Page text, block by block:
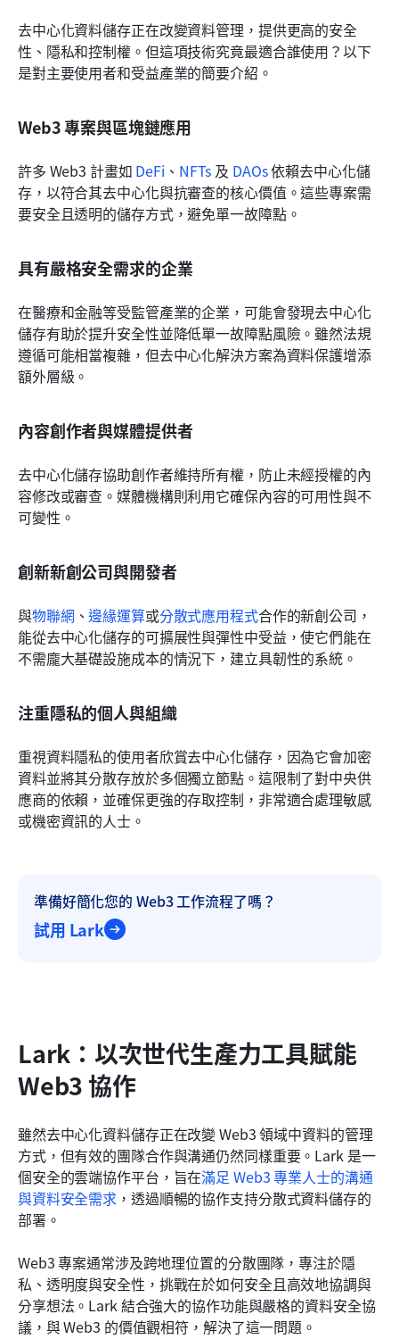
去中心化資料儲存正在改變資料管理，提供更高的安全
性、隱私和控制權。但這項技術究竟最適合誰使用？以下
是對主要使用者和受益產業的簡要介紹。
Web3 專案與區塊鏈應用
許多 Web3 計畫如 DeFi 、 NFTs 及 DAOs 依賴去中心化儲
存，以符合其去中心化與抗審查的核心價值。這些專案需
要安全且透明的儲存方式，避免單一故障點。
具有嚴格安全需求的企業
在醫療和金融等受監管產業的企業，可能會發現去中心化
儲存有助於提升安全性並降低單一故障點風險。雖然法規
遵循可能相當複雜，但去中心化解決方案為資料保護增添
額外層級。
內容創作者與媒體提供者
去中心化儲存協助創作者維持所有權，防止未經授權的內
容修改或審查。媒體機構則利用它確保內容的可用性與不
可變性。
創新新創公司與開發者
與物聯網 、邊緣運算或分散式應用程式合作的新創公司，
能從去中心化儲存的可擴展性與彈性中受益，使它們能在
不需龐大基礎設施成本的情況下，建立具韌性的系統。
注重隱私的個人與組織
重視資料隱私的使用者欣賞去中心化儲存，因為它會加密
資料並將其分散存放於多個獨立節點。這限制了對中央供
應商的依賴，並確保更強的存取控制，非常適合處理敏感
或機密資訊的人士。
準備好簡化您的 Web3 工作流程了嗎？
試用 Lark
Lark：以次世代生產力工具賦能
Web3 協作
雖然去中心化資料儲存正在改變 Web3 領域中資料的管理
方式，但有效的團隊合作與溝通仍然同樣重要。Lark 是一
個安全的雲端協作平台，旨在滿足 Web3 專業人士的溝通
與資料安全需求 ，透過順暢的協作支持分散式資料儲存的
部署。
Web3 專案通常涉及跨地理位置的分散團隊，專注於隱
私、透明度與安全性，挑戰在於如何安全且高效地協調與
分享想法。Lark 結合強大的協作功能與嚴格的資料安全協
議，與 Web3 的價值觀相符，解決了這一問題。